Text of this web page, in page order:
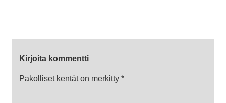
Kirjoita kommentti
Pakolliset kentät on merkitty *